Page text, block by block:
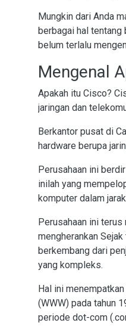
Mungkin dari Anda
berbagai hal tentang
belum terlalu
Mengenal
Apakah itu Cisco?
jaringan dan
Berkantor pusat di
hardware berupa
Perusahaan ini
inilah yang
komputer dalam
Perusahaan ini
mengherankan
berkembang dari
yang kompleks.
Hal ini
(WWW) pada tahun
periode dot-com